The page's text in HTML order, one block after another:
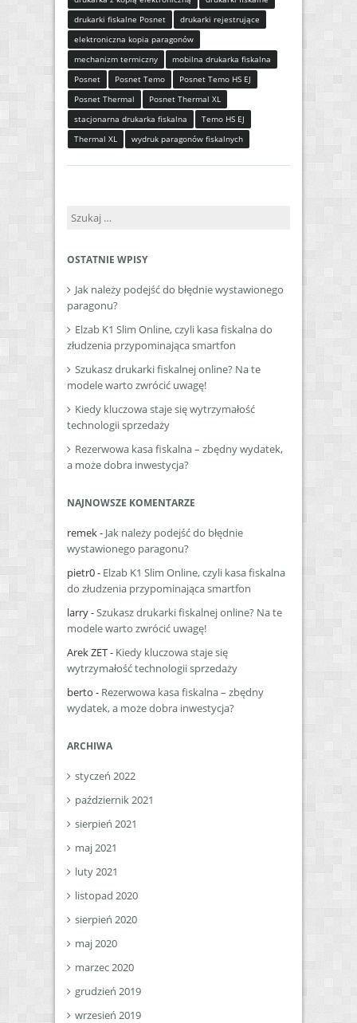
drukarki fiskalne Posnet
drukarki rejestrujące
elektroniczna kopia paragonów
mechanizm termiczny
mobilna drukarka fiskalna
Posnet
Posnet Temo
Posnet Temo HS EJ
Posnet Thermal
Posnet Thermal XL
stacjonarna drukarka fiskalna
Temo HS EJ
Thermal XL
wydruk paragonów fiskalnych
Szukaj:
OSTATNIE WPISY
Jak należy podejść do błędnie wystawionego
paragonu?
Elzab K1 Slim Online, czyli kasa fiskalna do
złudzenia przypominająca smartfon
Szukasz drukarki fiskalnej online? Na te
modele warto zwrócić uwagę!
Kiedy kluczowa staje się wytrzymałość
technologii sprzedaży
Rezerwowa kasa fiskalna – zbędny wydatek,
a może dobra inwestycja?
NAJNOWSZE KOMENTARZE
remek- Jak należy podejść do błędnie
wystawionego paragonu?
pietr0- Elzab K1 Slim Online, czyli kasa fiskalna
do złudzenia przypominająca smartfon
larry-Szukasz drukarki fiskalnej online? Na te
modele warto zwrócić uwagę!
Arek ZET- Kiedy kluczowa staje się
wytrzymałość technologii sprzedaży
berto - Rezerwowa kasa fiskalna – zbędny
wydatek, a może dobra inwestycja?
ARCHIWA
styczeń 2022
październik 2021
sierpień 2021
maj 2021
luty 2021
listopad 2020
sierpień 2020
maj 2020
marzec 2020
grudzień 2019
wrzesień 2019